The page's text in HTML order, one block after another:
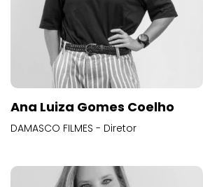
Ana Luiza Gomes Coelho
DAMASCO FILMES - Diretor